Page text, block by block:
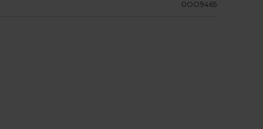
0OO9465